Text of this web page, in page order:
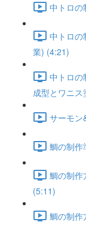
中トロの
中トロの
業) (4:21)
中トロの
成型とワニ
サーモン
鯛の制作
鯛の制作
(5:11)
鯛の制作